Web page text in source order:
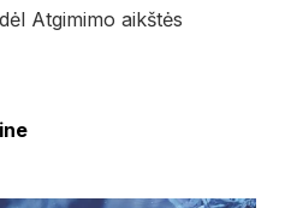
Atgimimo aikštės